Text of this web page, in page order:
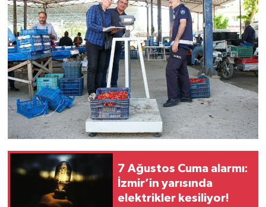
7 Ağustos Cuma alarmı:
İzmir’in yarısında
elektrikler kesiliyor!